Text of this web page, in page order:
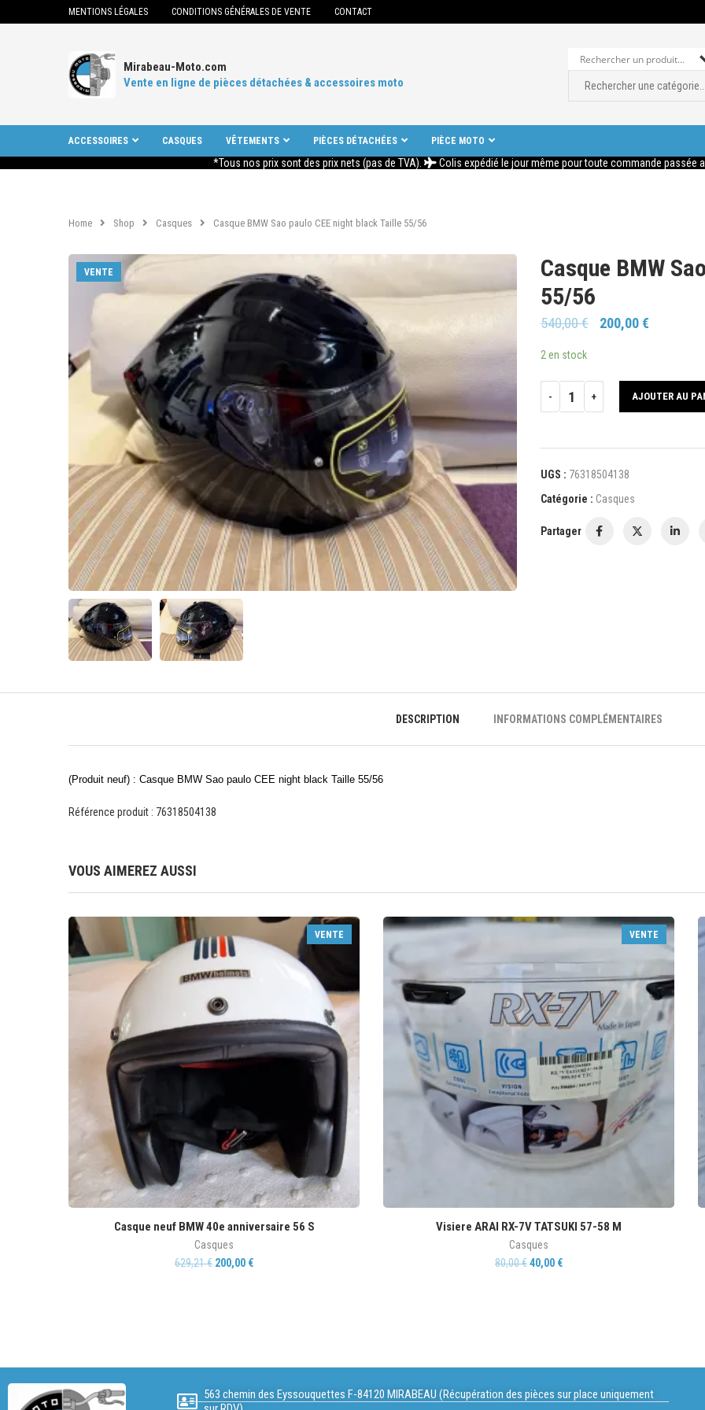
MENTIONS LÉGALES CONDITIONS GÉNÉRALES DE VENTE CONTACT
Mirabeau-Moto.com
Vente en ligne de pièces détachées & accessoires moto
ACCESSOIRES CASQUES VÊTEMENTS PIÈCES DÉTACHÉES PIÈCE MOTO
*Tous nos prix sont des prix nets (pas de TVA). Colis expédié le jour même pour toute commande passée
Home Shop Casques Casque BMW Sao paulo CEE night black Taille 55/56
VENTE
Casque BMW
55/56
540,00€ 200,00€
2 en stock
AJOUTER AU
UGS : 76318504138
Catégorie : Casques
Partager
DESCRIPTION INFORMATIONS COMPLÉMENTAIRES
(Produit neuf) : Casque BMW Sao paulo CEE night black Taille 55/56
Référence produit : 76318504138
VOUS AIMEREZ AUSSI
VENTE
Casque neuf BMW 40e anniversaire 56 S
Casques
629,21€ 200,00 €
VENTE
Visiere ARAI RX-7V TATSUKI 57-58 M
Casques
80,00€40,00 €
563 chemin des Eyssouquettes F-84120 MIRABEAU (Récupération des pièces sur place uniquement